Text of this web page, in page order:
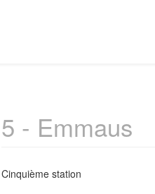
5 - Emmaus
Cinquième station